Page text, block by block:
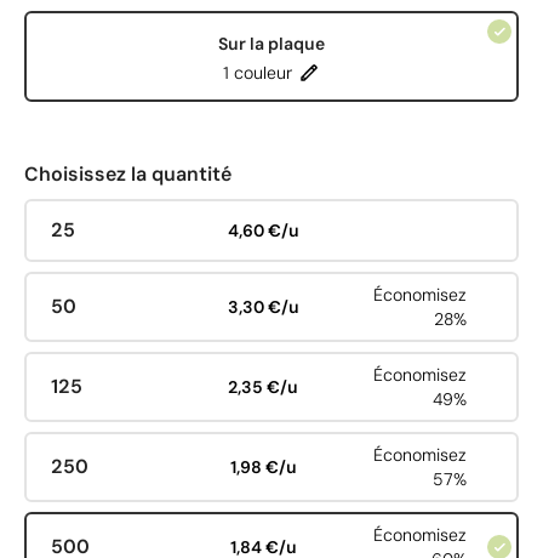
Sur la plaque
1 couleur
Choisissez la quantité
25 4,60 €/u
50 3,30 €/u
Économisez
28%
125 2,35 €/u
Économisez
49%
250 1,98 €/u
Économisez
57%
500 1,84 €/u
Économisez